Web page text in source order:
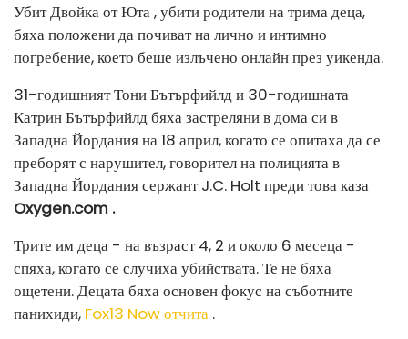
УбитДвойка от Юта, убити родители на трима деца,
бяха положени да почиват на лично и интимно
погребение, което беше излъчено онлайн през уикенда.
31-годишният Тони Бътърфийлд и 30-годишната
Катрин Бътърфийлд бяха застреляни в дома си в
Западна Йордания на 18 април, когато се опитаха да се
преборят с нарушител, говорител на полицията в
Западна Йордания сержант J.C. Holt преди това каза
Oxygen.com .
Трите им деца - на възраст 4, 2 и около 6 месеца -
спяха, когато се случиха убийствата. Те не бяха
ощетени. Децата бяха основен фокус на съботните
панихиди, Fox13 Now отчита .